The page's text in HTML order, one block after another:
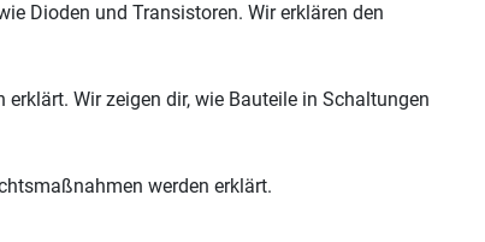
Dioden und Transistoren. Wir erklären den
Wir zeigen dir, wie Bauteile in Schaltungen
werden erklärt.